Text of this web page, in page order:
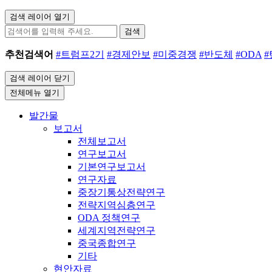
검색 레이어 열기
검색
추천검색어 #트럼프2기 #경제안보 #미중경쟁 #반도체 #ODA #
검색 레이어 닫기
전체메뉴 열기
발간물
보고서
전체보고서
연구보고서
기본연구보고서
연구자료
중장기통상전략연구
전략지역심층연구
ODA 정책연구
세계지역전략연구
중국종합연구
기타
현안자료